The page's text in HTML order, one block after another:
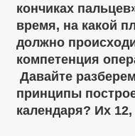
кончиках
время, на какой
должно
компетенция
Давайте
принципы
календаря? Их